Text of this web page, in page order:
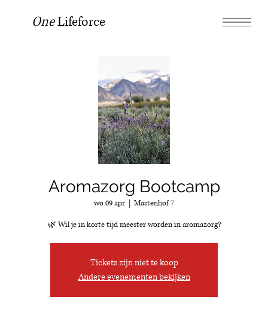
OneLifeforce
Aromazorg Bootcamp
wo 09 apr Mastenhof 7
🌿 Wil je in korte tijd meester worden in aromazorg?
Tickets zijn niet te koop
Andere evenementen bekijken